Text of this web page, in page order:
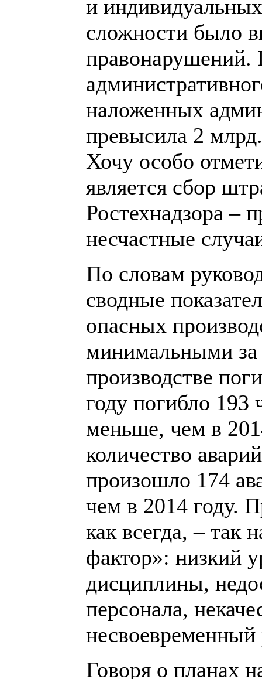
и
сложности было
наложенных
превысила 2
Хочу особо
является сбор
Ростехнадзора –
несчастные
По словам
сводные
опасных
минимальными за
производстве
году погибло 193
меньше, чем в
количество
произошло 174
чем в 2014 году.
как всегда, – так
фактор»: низкий
дисциплины,
персонала,
несвоевременный
Говоря о планах